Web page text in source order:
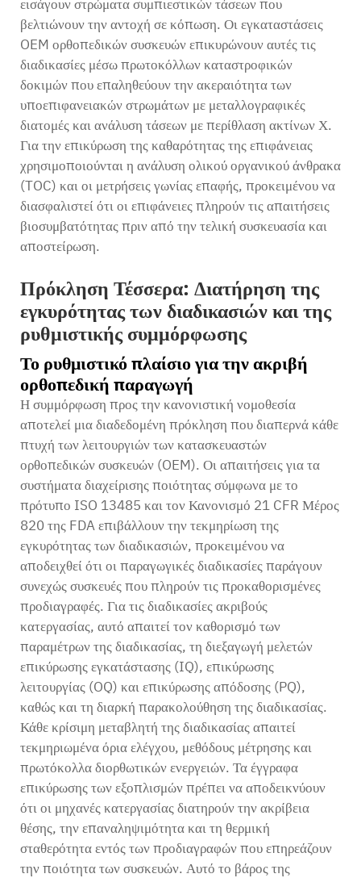
εισάγουν στρώματα συμπιεστικών τάσεων που
βελτιώνουν την αντοχή σε κόπωση. Οι εγκαταστάσεις
OEM ορθοπεδικών συσκευών επικυρώνουν αυτές τις
διαδικασίες μέσω πρωτοκόλλων καταστροφικών
δοκιμών που επαληθεύουν την ακεραιότητα των
υποεπιφανειακών στρωμάτων με μεταλλογραφικές
διατομές και ανάλυση τάσεων με περίθλαση ακτίνων Χ.
Για την επικύρωση της καθαρότητας της επιφάνειας
χρησιμοποιούνται η ανάλυση ολικού οργανικού άνθρακα
(TOC) και οι μετρήσεις γωνίας επαφής, προκειμένου να
διασφαλιστεί ότι οι επιφάνειες πληρούν τις απαιτήσεις
βιοσυμβατότητας πριν από την τελική συσκευασία και
αποστείρωση.
Πρόκληση Τέσσερα: Διατήρηση της
εγκυρότητας των διαδικασιών και της
ρυθμιστικής συμμόρφωσης
Το ρυθμιστικό πλαίσιο για την ακριβή
ορθοπεδική παραγωγή
Η συμμόρφωση προς την κανονιστική νομοθεσία
αποτελεί μια διαδεδομένη πρόκληση που διαπερνά κάθε
πτυχή των λειτουργιών των κατασκευαστών
ορθοπεδικών συσκευών (OEM). Οι απαιτήσεις για τα
συστήματα διαχείρισης ποιότητας σύμφωνα με το
πρότυπο ISO 13485 και τον Κανονισμό 21 CFR Μέρος
820 της FDA επιβάλλουν την τεκμηρίωση της
εγκυρότητας των διαδικασιών, προκειμένου να
αποδειχθεί ότι οι παραγωγικές διαδικασίες παράγουν
συνεχώς συσκευές που πληρούν τις προκαθορισμένες
προδιαγραφές. Για τις διαδικασίες ακριβούς
κατεργασίας, αυτό απαιτεί τον καθορισμό των
παραμέτρων της διαδικασίας, τη διεξαγωγή μελετών
επικύρωσης εγκατάστασης (IQ), επικύρωσης
λειτουργίας (OQ) και επικύρωσης απόδοσης (PQ),
καθώς και τη διαρκή παρακολούθηση της διαδικασίας.
Κάθε κρίσιμη μεταβλητή της διαδικασίας απαιτεί
τεκμηριωμένα όρια ελέγχου, μεθόδους μέτρησης και
πρωτόκολλα διορθωτικών ενεργειών. Τα έγγραφα
επικύρωσης των εξοπλισμών πρέπει να αποδεικνύουν
ότι οι μηχανές κατεργασίας διατηρούν την ακρίβεια
θέσης, την επαναληψιμότητα και τη θερμική
σταθερότητα εντός των προδιαγραφών που επηρεάζουν
την ποιότητα των συσκευών. Αυτό το βάρος της